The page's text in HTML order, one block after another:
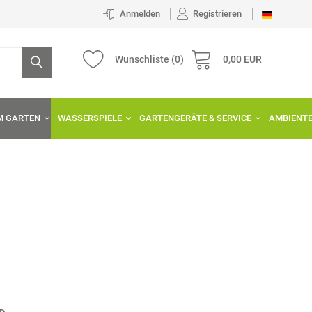
Anmelden Registrieren
Wunschliste (0) 0,00 EUR
GARTEN WASSERSPIELE GARTENGERÄTE & SERVICE AMBIENTE